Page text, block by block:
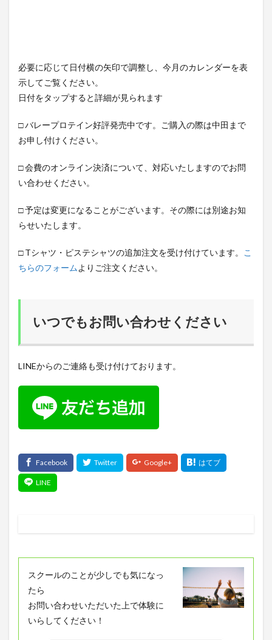
必要に応じて日付横の矢印で調整し、今月のカレンダーを表
示してご覧ください。
日付をタップすると詳細が見られます
□ バレープロテイン好評発売中です。ご購入の際は中田まで
お申し付けください。
□ 会費のオンライン決済について、対応いたしますのでお問
い合わせください。
□ 予定は変更になることがございます。その際には別途お知
らせいたします。
□ Tシャツ・ピステシャツの追加注文を受け付けています。
こ
ちらのフォーム よりご注文ください。
いつでもお問い合わせください
LINEからのご連絡も受け付けております。
スクールのことが少しでも気になっ
たら
お問い合わせいただいた上で体験に
いらしてください！